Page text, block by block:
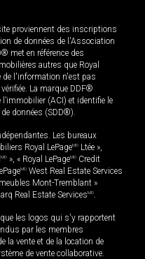
proviennent des inscriptions
de données de l'Association
met en référence des
autres que Royal
de l'information n'est pas
La marque DDF®
(ACI) et identifie le
données (SDD®).
Les bureaux
Royal LePageMD Ltée »,
MD », « Royal LePageMD Credit
MD West Real Estate Services
Mont-Tremblant »
Real Estate ServicesMD
les logos qui s'y rapportent
par les membres
la vente et de la location de
de vente collaborative.